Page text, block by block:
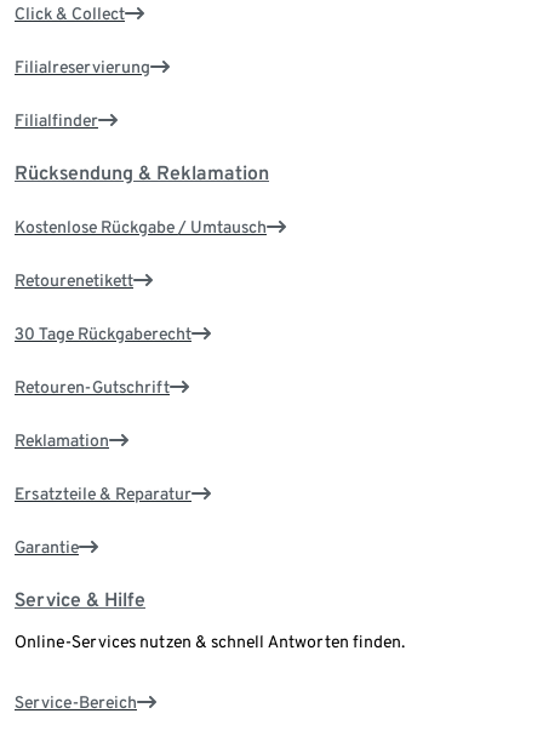
Click & Collect
Filialreservierung
Filialfinder
Rücksendung & Reklamation
Kostenlose Rückgabe / Umtausch
Retourenetikett
30 Tage Rückgaberecht
Retouren-Gutschrift
Reklamation
Ersatzteile & Reparatur
Garantie
Service & Hilfe
Online-Services nutzen & schnell Antworten finden.
Service-Bereich